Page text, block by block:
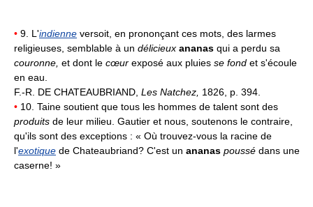
• 9. L'indienne versoit, en prononçant ces mots, des larmes
religieuses, semblable à un délicieux ananas qui a perdu sa
couronne, et dont le cœur exposé aux pluies se fond et s'écoule
en eau.
F.-R. DE CHATEAUBRIAND, Les Natchez, 1826, p. 394.
• 10. Taine soutient que tous les hommes de talent sont des
produits de leur milieu. Gautier et nous, soutenons le contraire,
qu'ils sont des exceptions : « Où trouvez-vous la racine de
l'exotique de Chateaubriand? C'est un ananas poussé dans une
caserne! »